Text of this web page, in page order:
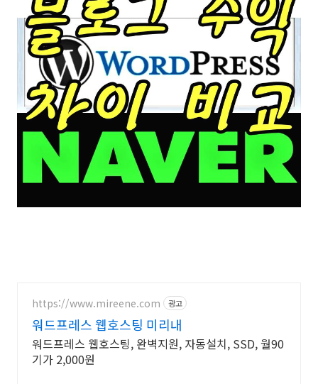
https://www.mireene.com 광고
워드프레스 웹호스팅 미리내
워드프레스 웹호스팅, 완벽지원, 자동설치, SSD, 월90
기가 2,000원